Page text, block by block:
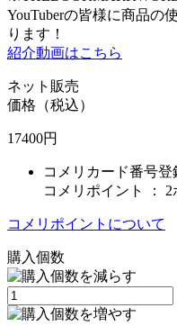
YouTuberの皆様に商品の
ります！
紹介動画はこちら
ネット販売
価格（税込）
17400円
コメリカード番号
コメリポイント ： 2
コメリポイントについて
購入個数